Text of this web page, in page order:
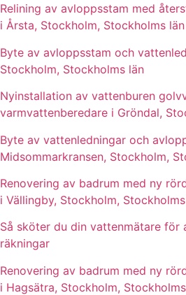
Relining av avloppsstam med
i Årsta, Stockholm, Stockholms län
Byte av avloppsstam och
Stockholm, Stockholms län
Nyinstallation av vattenburen
varmvattenberedare i Gröndal,
Byte av vattenledningar och
Midsommarkransen, Stockholm,
Renovering av badrum med ny
i Vällingby, Stockholm,
Så sköter du din vattenmätare för
räkningar
Renovering av badrum med ny
i Hagsätra, Stockholm,